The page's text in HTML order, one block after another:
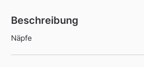
Beschreibung
Näpfe